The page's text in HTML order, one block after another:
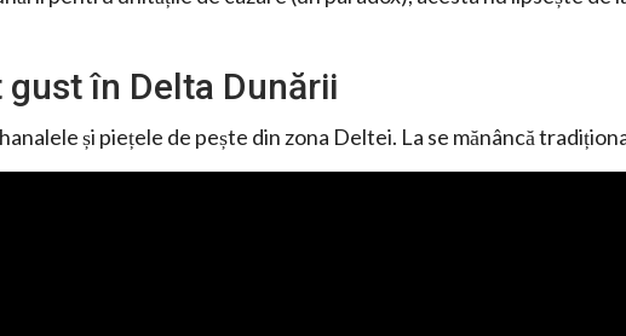
în Delta Dunării
și piețele de pește din zona Deltei. La se mănâncă